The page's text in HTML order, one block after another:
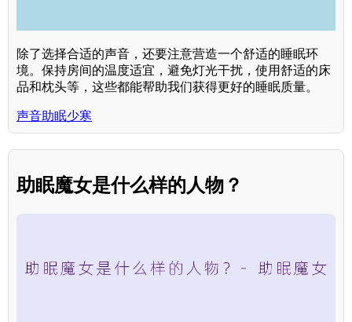
除了选择合适的声音，还要注意营造一个舒适的睡眠环
境。保持房间的温度适宜，避免灯光干扰，使用舒适的床
品和枕头等，这些都能帮助我们获得更好的睡眠质量。
声音助眠少寒
助眠魔女是什么样的人物？